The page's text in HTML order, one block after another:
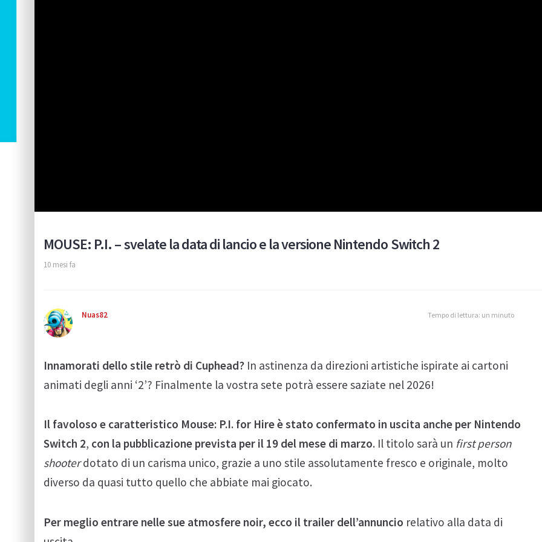
MOUSE: P.I. – svelate la data di lancio e la versione Nintendo Switch 2
10 mesi fa
Nuas82 Tempo di lettura: un minuto
Innamorati dello stile retrò di Cuphead? In astinenza da direzioni artistiche ispirate ai cartoni
animati degli anni ‘2’? Finalmente la vostra sete potrà essere saziate nel 2026!
Il favoloso e caratteristico Mouse: P.I. for Hire è stato confermato in uscita anche per Nintendo
Switch 2, con la pubblicazione prevista per il 19 del mese di marzo. Il titolo sarà un first person
shooterdotato di un carisma unico, grazie a uno stile assolutamente fresco e originale, molto
diverso da quasi tutto quello che abbiate mai giocato.
Per meglio entrare nelle sue atmosfere noir, ecco il trailer dell’annuncio relativo alla data di